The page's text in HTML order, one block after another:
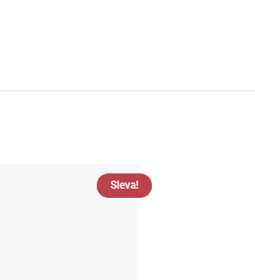
Sleva!